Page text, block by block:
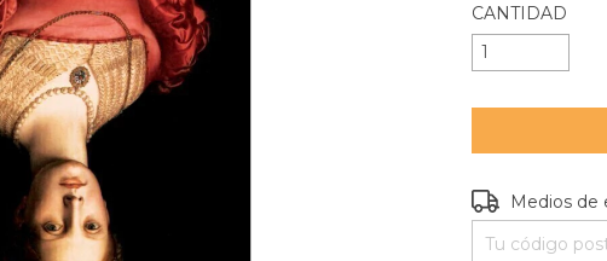
CANTIDAD
Entregas para
Medios de